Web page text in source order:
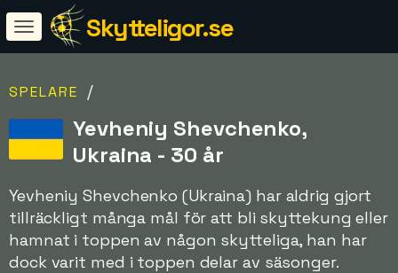
Skytteligor.se
SPELARE /
Yevheniy Shevchenko,
Ukraina - 30 år
Yevheniy Shevchenko (Ukraina) har aldrig gjort
tillräckligt många mål för att bli skyttekung eller
hamnat i toppen av någon skytteliga, han har
dock varit med i toppen delar av säsonger.